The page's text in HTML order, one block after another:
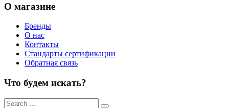
О магазине
Бренды
О нас
Контакты
Стандарты сертификации
Обратная связь
Что будем искать?